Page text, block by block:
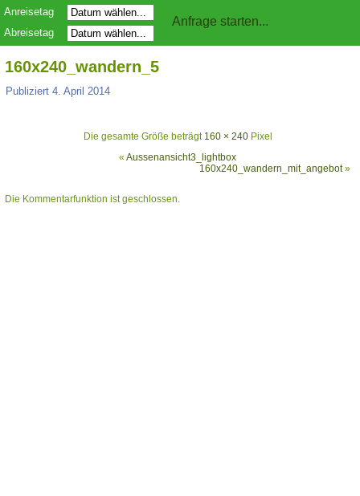
Anreisetag
Abreisetag
160x240_wandern_5
Publiziert 4. April 2014
Die gesamte Größe beträgt 160 × 240Pixel
« Aussenansicht3_lightbox
160x240_wandern_mit_angebot»
Die Kommentarfunktion ist geschlossen.